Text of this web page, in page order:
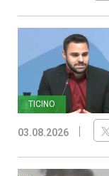
TICINO
03.08.2026